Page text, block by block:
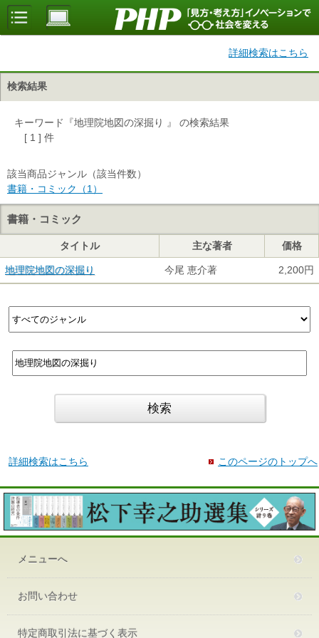
詳細検索はこちら
検索結果
キーワード『地理院地図の深掘り 』 の検索結果
[ 1 ] 件
該当商品ジャンル（該当件数）
書籍・コミック（1）
書籍・コミック
タイトル 主な著者 価格
地理院地図の深掘り 今尾 恵介著 2,200円
詳細検索はこちら このページのトップへ
メニューへ
お問い合わせ
特定商取引法に基づく表示